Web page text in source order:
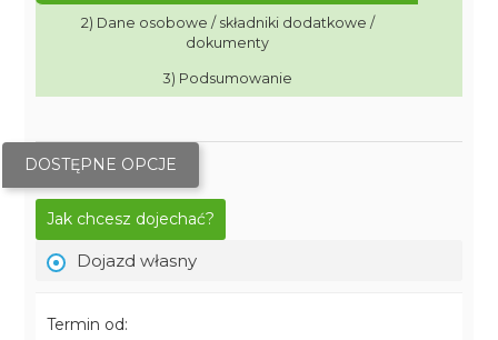
2) Dane osobowe / składniki dodatkowe /
dokumenty
3) Podsumowanie
DOSTĘPNE OPCJE
Jak chcesz dojechać?
Dojazd własny
Termin od: